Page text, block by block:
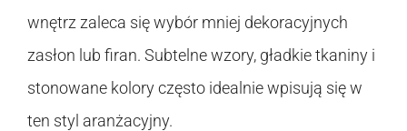
wnętrz zaleca się wybór mniej dekoracyjnych
zasłon lub firan. Subtelne wzory, gładkie tkaniny i
stonowane kolory często idealnie wpisują się w
ten styl aranżacyjny.